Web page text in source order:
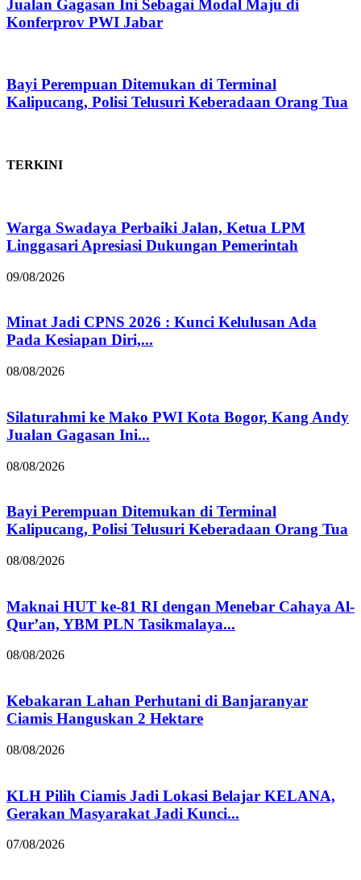
Jualan Gagasan Ini Sebagai Modal Maju di
Konferprov PWI Jabar
Bayi Perempuan Ditemukan di Terminal
Kalipucang, Polisi Telusuri Keberadaan Orang Tua
TERKINI
Warga Swadaya Perbaiki Jalan, Ketua LPM
Linggasari Apresiasi Dukungan Pemerintah
09/08/2026
Minat Jadi CPNS 2026 : Kunci Kelulusan Ada
Pada Kesiapan Diri,...
08/08/2026
Silaturahmi ke Mako PWI Kota Bogor, Kang Andy
Jualan Gagasan Ini...
08/08/2026
Bayi Perempuan Ditemukan di Terminal
Kalipucang, Polisi Telusuri Keberadaan Orang Tua
08/08/2026
Maknai HUT ke-81 RI dengan Menebar Cahaya Al-
Qur’an, YBM PLN Tasikmalaya...
08/08/2026
Kebakaran Lahan Perhutani di Banjaranyar
Ciamis Hanguskan 2 Hektare
08/08/2026
KLH Pilih Ciamis Jadi Lokasi Belajar KELANA,
Gerakan Masyarakat Jadi Kunci...
07/08/2026